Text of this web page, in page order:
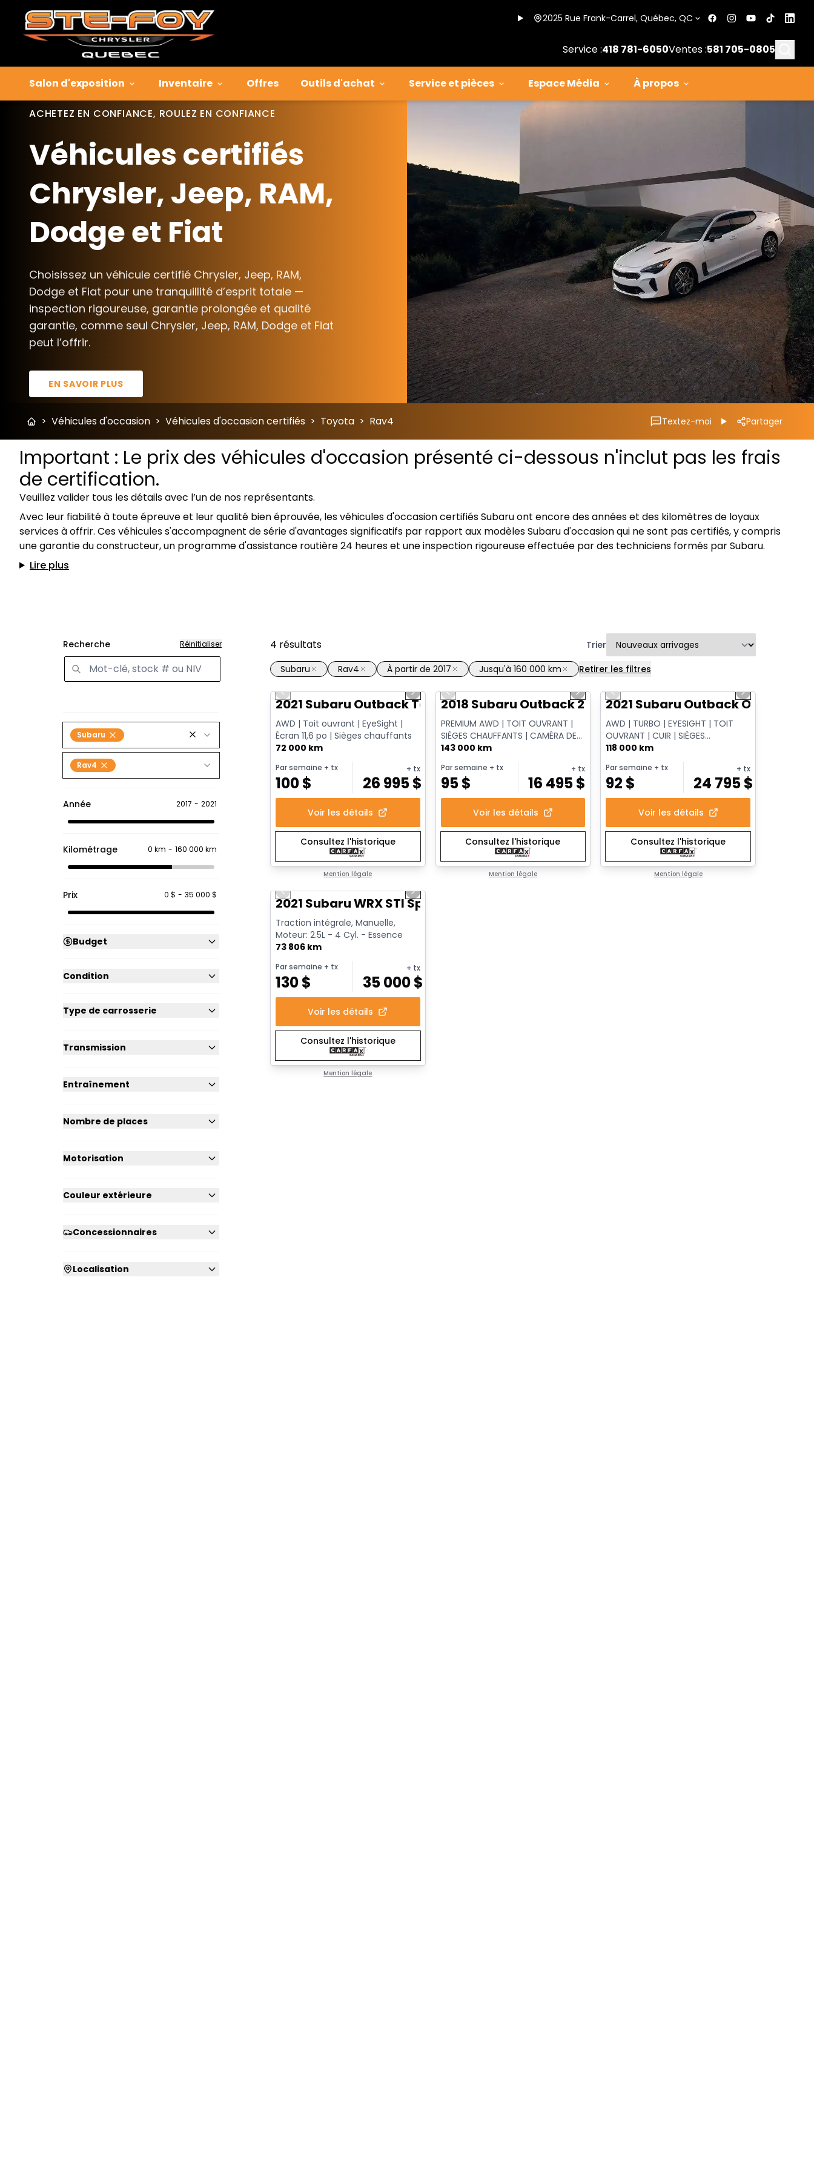
2025 Rue Frank-Carrel, Québec, QC
Service :418 781-6050Ventes :581 705-0805
Salon d'exposition Inventaire Offres Outils d'achat Service et pièces Espace Média À propos
ACHETEZ EN CONFIANCE, ROULEZ EN CONFIANCE
Véhicules certifiés
Chrysler, Jeep, RAM,
Dodge et Fiat
Choisissez un véhicule certifié Chrysler, Jeep, RAM,
Dodge et Fiat pour une tranquillité d’esprit totale —
inspection rigoureuse, garantie prolongée et qualité
garantie, comme seul Chrysler, Jeep, RAM, Dodge et Fiat
peut l’offrir.
EN SAVOIR PLUS
> Véhicules d'occasion > Véhicules d'occasion certifiés > Toyota > Rav4 Textez-moi Partager
Important : Le prix des véhicules d'occasion présenté ci-dessous n'inclut pas les frais
de certification.
Veuillez valider tous les détails avec l’un de nos représentants.
Avec leur fiabilité à toute épreuve et leur qualité bien éprouvée, les véhicules d'occasion certifiés Subaru ont encore des années et des kilomètres de loyaux
services à offrir. Ces véhicules s'accompagnent de série d'avantages significatifs par rapport aux modèles Subaru d'occasion qui ne sont pas certifiés, y compris
une garantie du constructeur, un programme d'assistance routière 24 heures et une inspection rigoureuse effectuée par des techniciens formés par Subaru.
Lire plus
Recherche Réinitialiser
Subaru
Rav4
Année 2017 - 2021
Kilométrage 0 km - 160 000 km
Prix 0 $ - 35 000 $
Budget
Condition
Type de carrosserie
Transmission
Entraînement
Nombre de places
Motorisation
Couleur extérieure
Concessionnaires
Localisation
4 résultats
Trier
Subaru
Rav4 À partir de 2017 Jusqu'à 160 000 km Retirer les filtres
1/14
Previous slide
Next slide
2021 Subaru Outback Touring
AWD | Toit ouvrant | EyeSight |
Écran 11,6 po | Sièges chauffants
72 000 km
Par semaine + tx
100$
+ tx
26 995$
Voir les détails
Consultez l'historique
Mention légale
1/11
Previous slide
Next slide
2018 Subaru Outback 2.5i Touring
PREMIUM AWD | TOIT OUVRANT |
SIÈGES CHAUFFANTS | CAMÉRA DE
RECUL | APPLE CARPLAY | HAYON
143 000 km
Par semaine + tx
95$
+ tx
16 495$
Voir les détails
Consultez l'historique
Mention légale
Vidéo disponible
Previous slide
Next slide
2021 Subaru Outback Outdoor XT
AWD | TURBO | EYESIGHT | TOIT
OUVRANT | CUIR | SIÈGES
CHAUFFANTS | APPLE CARPLAY |
CAMÉRA | HAYON ÉL...
118 000 km
Par semaine + tx
92 $
+ tx
24 795$
Voir les détails
Consultez l'historique
Mention légale
Vidéo disponible
Previous slide
Next slide
2021 Subaru WRX STI Sport
Traction intégrale, Manuelle,
Moteur: 2.5L - 4 Cyl. - Essence
73 806 km
Par semaine + tx
130$
+ tx
35 000$
Voir les détails
Consultez l'historique
Mention légale